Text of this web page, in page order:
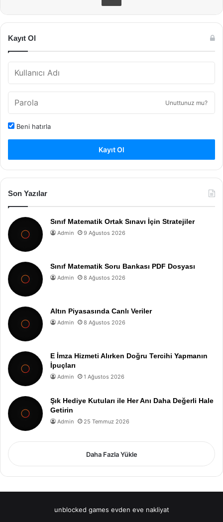
Kayıt Ol
Unuttunuz mu?
Beni hatırla
Kayıt Ol
Son Yazılar
Sınıf Matematik Ortak Sınavı İçin Stratejiler
Admin 9 Ağustos 2026
Sınıf Matematik Soru Bankası PDF Dosyası
Admin 8 Ağustos 2026
Altın Piyasasında Canlı Veriler
Admin 8 Ağustos 2026
E İmza Hizmeti Alırken Doğru Tercihi Yapmanın
İpuçları
Admin 1 Ağustos 2026
Şık Hediye Kutuları ile Her Anı Daha Değerli Hale
Getirin
Admin 25 Temmuz 2026
Daha Fazla Yükle
unblocked games evden eve nakliyat